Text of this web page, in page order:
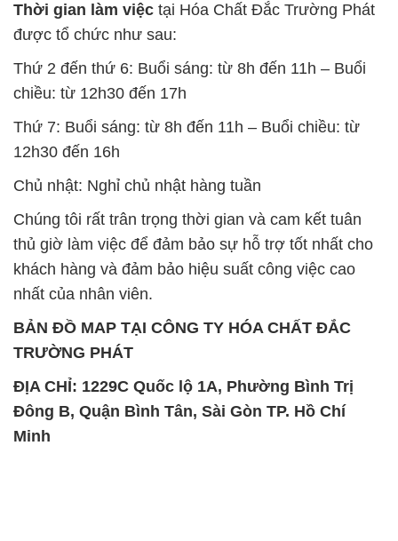
Thời gian làm việc tại Hóa Chất Đắc Trường Phát
được tổ chức như sau:
Thứ 2 đến thứ 6: Buổi sáng: từ 8h đến 11h – Buổi
chiều: từ 12h30 đến 17h
Thứ 7: Buổi sáng: từ 8h đến 11h – Buổi chiều: từ
12h30 đến 16h
Chủ nhật: Nghỉ chủ nhật hàng tuần
Chúng tôi rất trân trọng thời gian và cam kết tuân
thủ giờ làm việc để đảm bảo sự hỗ trợ tốt nhất cho
khách hàng và đảm bảo hiệu suất công việc cao
nhất của nhân viên.
BẢN ĐỒ MAP TẠI CÔNG TY HÓA CHẤT ĐẮC
TRƯỜNG PHÁT
ĐỊA CHỈ: 1229C Quốc lộ 1A, Phường Bình Trị
Đông B, Quận Bình Tân, Sài Gòn TP. Hồ Chí
Minh